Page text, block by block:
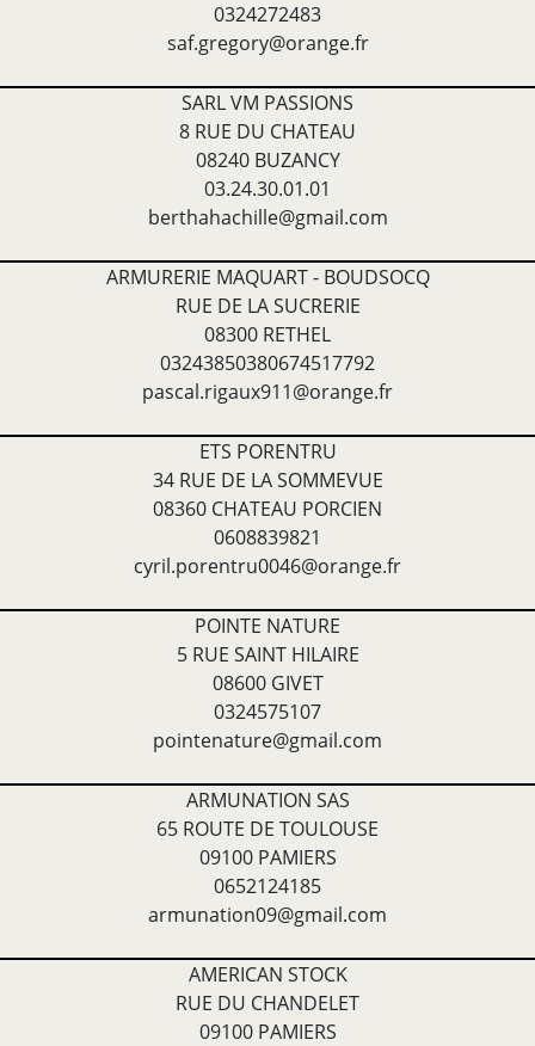
0324272483
saf.gregory@orange.fr
SARL VM PASSIONS
8 RUE DU CHATEAU
08240 BUZANCY
03.24.30.01.01
berthahachille@gmail.com
ARMURERIE MAQUART - BOUDSOCQ
RUE DE LA SUCRERIE
08300 RETHEL
03243850380674517792
pascal.rigaux911@orange.fr
ETS PORENTRU
34 RUE DE LA SOMMEVUE
08360 CHATEAU PORCIEN
0608839821
cyril.porentru0046@orange.fr
POINTE NATURE
5 RUE SAINT HILAIRE
08600 GIVET
0324575107
pointenature@gmail.com
ARMUNATION SAS
65 ROUTE DE TOULOUSE
09100 PAMIERS
0652124185
armunation09@gmail.com
AMERICAN STOCK
RUE DU CHANDELET
09100 PAMIERS